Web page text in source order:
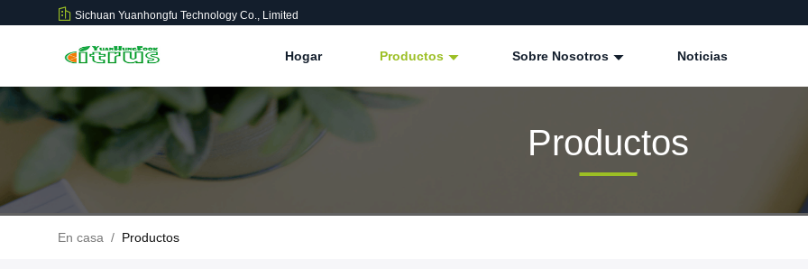
Sichuan Yuanhongfu Technology Co., Limited
Hogar Productos Sobre Nosotros Noticias
Productos
En casa / Productos